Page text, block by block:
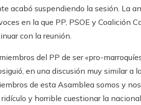
acabó suspendiendo la sesión. La
en la que PP, PSOE y Coalición
con la reunión.
del PP de ser «pro-
en una discusión muy similar a
de esta Asamblea somos y
y horrible cuestionar la